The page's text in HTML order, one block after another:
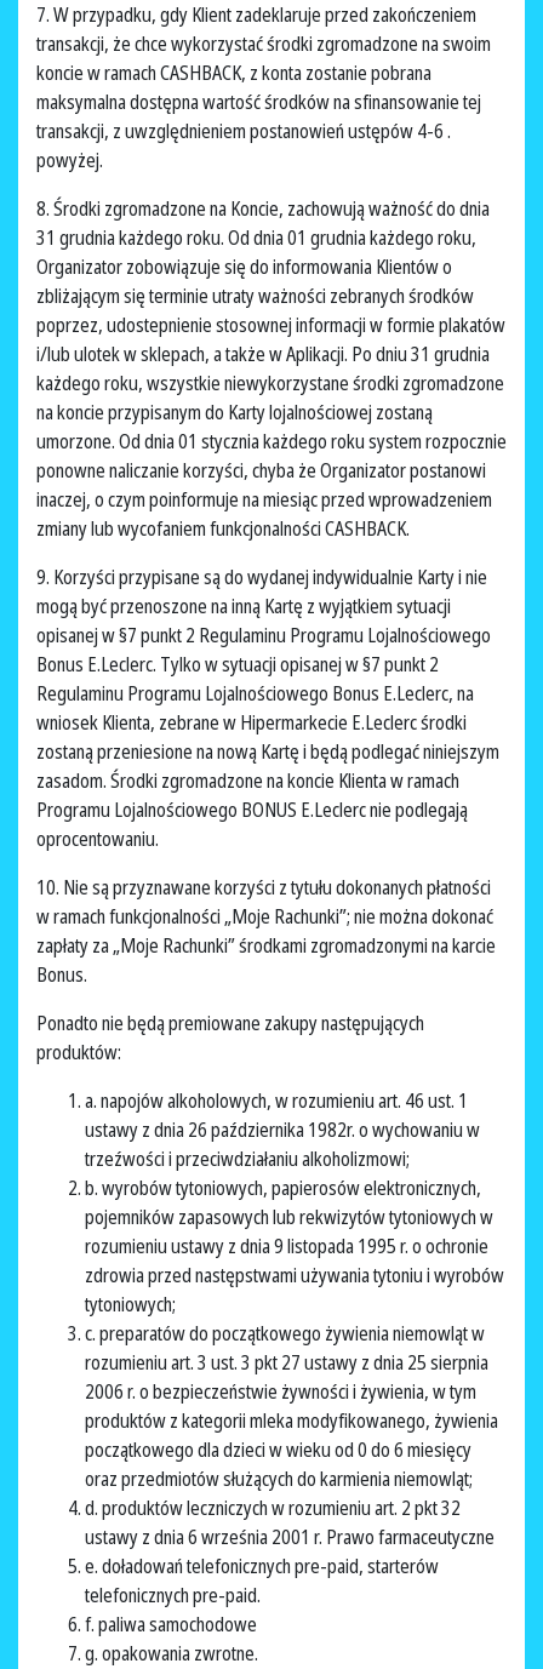
7. W przypadku, gdy Klient zadeklaruje przed zakończeniem
transakcji, że chce wykorzystać środki zgromadzone na swoim
koncie w ramach CASHBACK, z konta zostanie pobrana
maksymalna dostępna wartość środków na sfinansowanie tej
transakcji, z uwzględnieniem postanowień ustępów 4-6 .
powyżej.
8. Środki zgromadzone na Koncie, zachowują ważność do dnia
31 grudnia każdego roku. Od dnia 01 grudnia każdego roku,
Organizator zobowiązuje się do informowania Klientów o
zbliżającym się terminie utraty ważności zebranych środków
poprzez, udostepnienie stosownej informacji w formie plakatów
i/lub ulotek w sklepach, a także w Aplikacji. Po dniu 31 grudnia
każdego roku, wszystkie niewykorzystane środki zgromadzone
na koncie przypisanym do Karty lojalnościowej zostaną
umorzone. Od dnia 01 stycznia każdego roku system rozpocznie
ponowne naliczanie korzyści, chyba że Organizator postanowi
inaczej, o czym poinformuje na miesiąc przed wprowadzeniem
zmiany lub wycofaniem funkcjonalności CASHBACK.
9. Korzyści przypisane są do wydanej indywidualnie Karty i nie
mogą być przenoszone na inną Kartę z wyjątkiem sytuacji
opisanej w §7 punkt 2 Regulaminu Programu Lojalnościowego
Bonus E.Leclerc. Tylko w sytuacji opisanej w §7 punkt 2
Regulaminu Programu Lojalnościowego Bonus E.Leclerc, na
wniosek Klienta, zebrane w Hipermarkecie E.Leclerc środki
zostaną przeniesione na nową Kartę i będą podlegać niniejszym
zasadom. Środki zgromadzone na koncie Klienta w ramach
Programu Lojalnościowego BONUS E.Leclerc nie podlegają
oprocentowaniu.
10. Nie są przyznawane korzyści z tytułu dokonanych płatności
w ramach funkcjonalności „Moje Rachunki”; nie można dokonać
zapłaty za „Moje Rachunki” środkami zgromadzonymi na karcie
Bonus.
Ponadto nie będą premiowane zakupy następujących
produktów:
a. napojów alkoholowych, w rozumieniu art. 46 ust. 1
ustawy z dnia 26 października 1982r. o wychowaniu w
trzeźwości i przeciwdziałaniu alkoholizmowi;
b. wyrobów tytoniowych, papierosów elektronicznych,
pojemników zapasowych lub rekwizytów tytoniowych w
rozumieniu ustawy z dnia 9 listopada 1995 r. o ochronie
zdrowia przed następstwami używania tytoniu i wyrobów
tytoniowych;
c. preparatów do początkowego żywienia niemowląt w
rozumieniu art. 3 ust. 3 pkt 27 ustawy z dnia 25 sierpnia
2006 r. o bezpieczeństwie żywności i żywienia, w tym
produktów z kategorii mleka modyfikowanego, żywienia
początkowego dla dzieci w wieku od 0 do 6 miesięcy
oraz przedmiotów służących do karmienia niemowląt;
d. produktów leczniczych w rozumieniu art. 2 pkt 32
ustawy z dnia 6 września 2001 r. Prawo farmaceutyczne
e. doładowań telefonicznych pre-paid, starterów
telefonicznych pre-paid.
f. paliwa samochodowe
g. opakowania zwrotne.